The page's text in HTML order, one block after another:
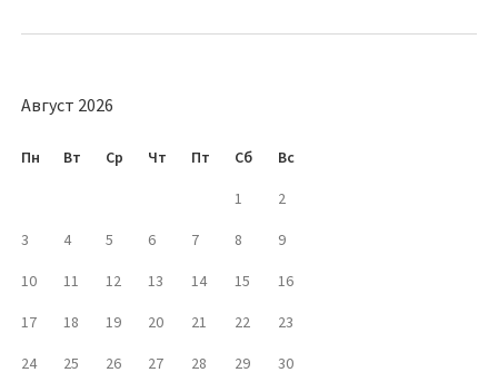
Август 2026
Пн Вт Ср Чт Пт Сб Вс
1 2
3 4 5 6 7 8 9
10 11 12 13 14 15 16
17 18 19 20 21 22 23
24 25 26 27 28 29 30